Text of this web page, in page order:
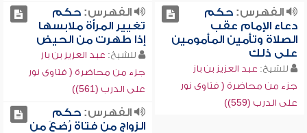
الفهرس:حكم
دعاء الإمام عقب
الصلاة وتأمين المأمومين
على ذلك
للشيخ: عبد العزيز بن باز
جزء من محاضرة ( فتاوى نور
على الدرب (559))
الفهرس:حكم
تغيير المرأة ملابسها
إذا طهرت من الحيض
للشيخ: عبد العزيز بن باز
جزء من محاضرة ( فتاوى نور
على الدرب (561))
الفهرس:حكم
الزواج من فتاة رُضعَ من